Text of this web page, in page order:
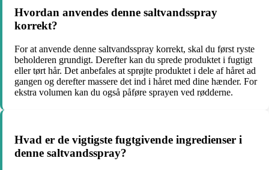
Hvordan anvendes denne saltvandsspray
korrekt?
For at anvende denne saltvandsspray korrekt, skal du først ryste
beholderen grundigt. Derefter kan du sprede produktet i fugtigt
eller tørt hår. Det anbefales at sprøjte produktet i dele af håret ad
gangen og derefter massere det ind i håret med dine hænder. For
ekstra volumen kan du også påføre sprayen ved rødderne.
Hvad er de vigtigste fugtgivende ingredienser i
denne saltvandsspray?